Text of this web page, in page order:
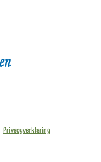
Privacyverklaring